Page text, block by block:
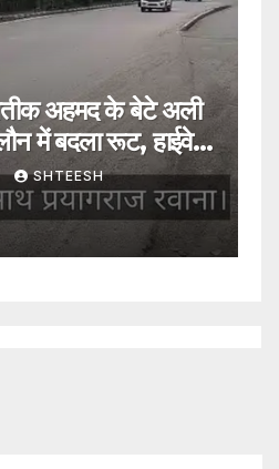
अहमद के बेटे अली
में बदला रूट, हाईवे से
SHTEESH